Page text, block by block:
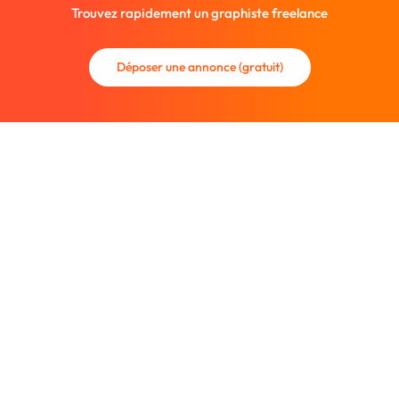
Trouvez rapidement un graphiste freelance
Déposer une annonce (gratuit)